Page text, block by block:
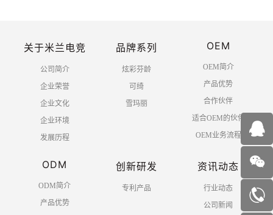
关于米兰电竞
公司简介
企业荣誉
企业文化
企业环境
发展历程
品牌系列
炫彩芬龄
可绮
雪玛丽
OEM
OEM简介
产品优势
合作伙伴
适合OEM的伙伴
OEM业务流程
ODM
ODM简介
产品优势
创新研发
专利产品
资讯动态
行业动态
公司新闻